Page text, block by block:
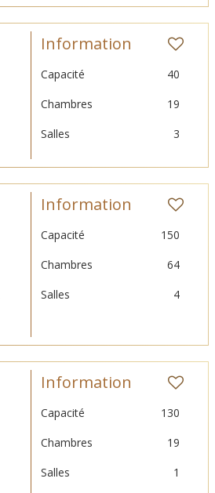
Information
Capacité
40
Chambres
19
Salles
3
Information
Capacité
150
Chambres
64
Salles
4
Information
Capacité
130
Chambres
19
Salles
1